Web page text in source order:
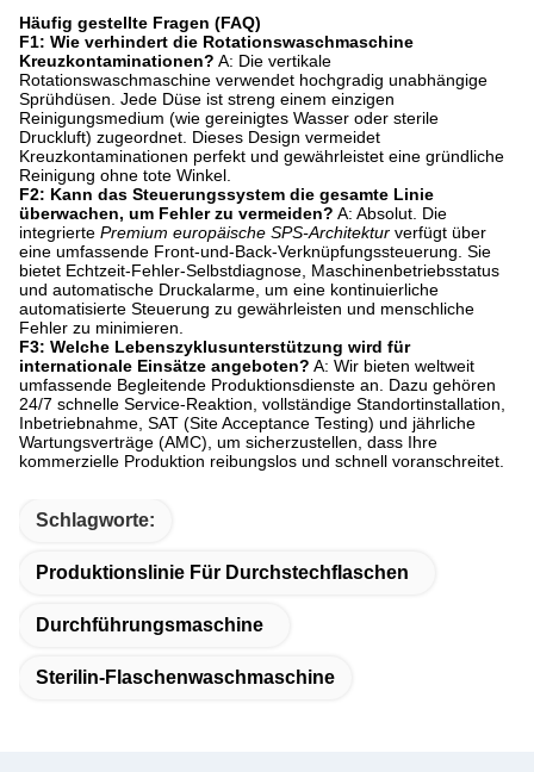
Häufig gestellte Fragen (FAQ)
F1: Wie verhindert die Rotationswaschmaschine
Kreuzkontaminationen? A: Die vertikale
Rotationswaschmaschine verwendet hochgradig unabhängige
Sprühdüsen. Jede Düse ist streng einem einzigen
Reinigungsmedium (wie gereinigtes Wasser oder sterile
Druckluft) zugeordnet. Dieses Design vermeidet
Kreuzkontaminationen perfekt und gewährleistet eine gründliche
Reinigung ohne tote Winkel.
F2: Kann das Steuerungssystem die gesamte Linie
überwachen, um Fehler zu vermeiden? A: Absolut. Die
integrierte Premium europäische SPS-Architektur verfügt über
eine umfassende Front-und-Back-Verknüpfungssteuerung. Sie
bietet Echtzeit-Fehler-Selbstdiagnose, Maschinenbetriebsstatus
und automatische Druckalarme, um eine kontinuierliche
automatisierte Steuerung zu gewährleisten und menschliche
Fehler zu minimieren.
F3: Welche Lebenszyklusunterstützung wird für
internationale Einsätze angeboten? A: Wir bieten weltweit
umfassende Begleitende Produktionsdienste an. Dazu gehören
24/7 schnelle Service-Reaktion, vollständige Standortinstallation,
Inbetriebnahme, SAT (Site Acceptance Testing) und jährliche
Wartungsverträge (AMC), um sicherzustellen, dass Ihre
kommerzielle Produktion reibungslos und schnell voranschreitet.
Schlagworte:
Produktionslinie Für Durchstechflaschen
Durchführungsmaschine
Sterilin-Flaschenwaschmaschine